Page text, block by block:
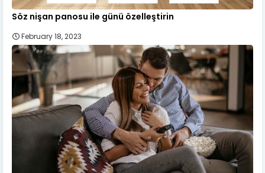
Söz nişan panosu ile günü özelleştirin
February 18, 2023